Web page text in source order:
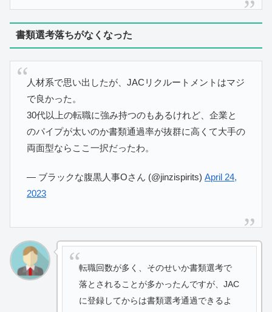
書類選考落ちがなくなった
人材系で思い出したが、JACリクルートメントはマジ
で良かった。
30代以上の転職に強み持つのもあるけれど、企業と
のパイプが太いのか書類通過率が抜群に高くて大手の
両面型ならここ一択だったわ。
— ブラックな腹黒人事Oさん (@jinzispirits) April 24,
2023
転職回数が多く、そのせいか書類選考で
落とされることが多かったんですが、JAC
に登録してからは書類選考通過できるよ